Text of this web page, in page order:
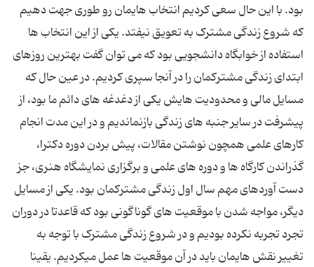
بود. با این حال سعی کردیم انتخاب هایمان رو طوری جهت دهیم
که شروع زندگی مشترک به تعویق نیفتد. یکی از این انتخاب ها
استفاده از خوابگاه دانشجویی بود که می توان گفت بهترین روزهای
ابتدای زندگی مشترکمان را در آنجا سپری کردیم. در عین حال که
مسایل مالی و محدودیت هایش یکی از دغدغه های دائم ما بود، از
پیشرفت در سایر جنبه های زندگی بازنماندیم و در این مدت انجام
کارهای علمی همچون نوشتن مقالات، پیش بردن دوره دکترا،
گذراندن کارگاه ها و دوره های علمی و برگزاری نمایشگاه هنری، جز
دست آوردهای مهم سال اول زندگی مشترکمان بود. یکی از مسایل
دیگر، مواجه شدن با موقعیت های گوناگونی بود که قاعدتا در دوران
تجرد تجربه نکرده بودیم و در شروع زندگی مشترک با توجه به
تغییر نقش هایمان باید در آن موقعیت ها عمل میکردیم. یقینا